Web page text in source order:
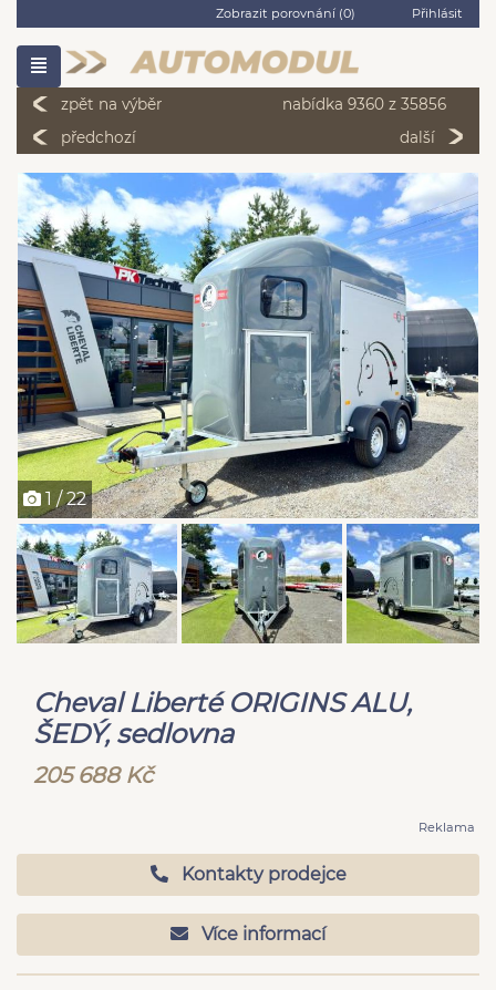
Zobrazit porovnání (0) Přihlásit
zpět na výběr
nabídka 9360 z 35856
předchozí
další
1 / 22
Cheval Liberté ORIGINS ALU,
ŠEDÝ, sedlovna
205 688 Kč
Reklama
Kontakty prodejce
Více informací